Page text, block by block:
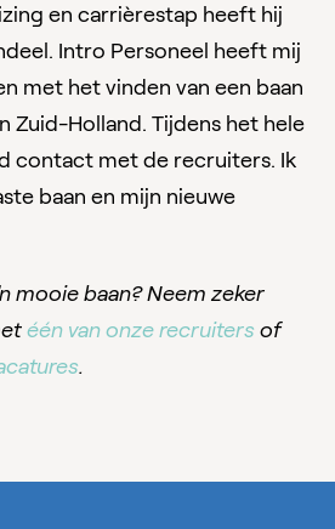
en carrièrestap heeft hij
Intro Personeel heeft mij
met het vinden van een baan
Zuid-Holland. Tijdens het hele
contact met de recruiters. Ik
baan en mijn nieuwe
mooie baan? Neem zeker
één van onze recruiters of
.